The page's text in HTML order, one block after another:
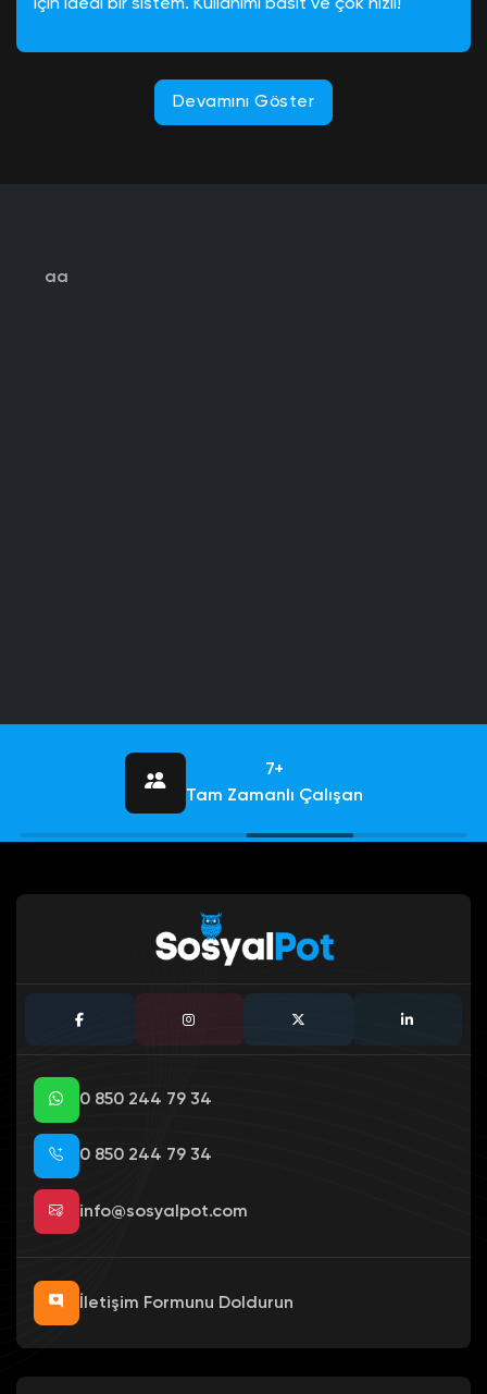
için ideal bir sistem. Kullanımı basit ve çok hızlı!
Devamını Göster
aa
7+
Tam Zamanlı Çalışan
0 850 244 79 34
0 850 244 79 34
info@sosyalpot.com
İletişim Formunu Doldurun